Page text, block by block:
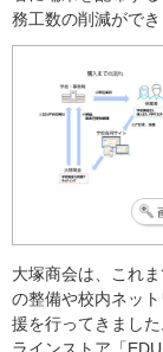
務工数の削減ができ
大塚商会は、これ
の整備や校内ネッ
援を行ってきまし